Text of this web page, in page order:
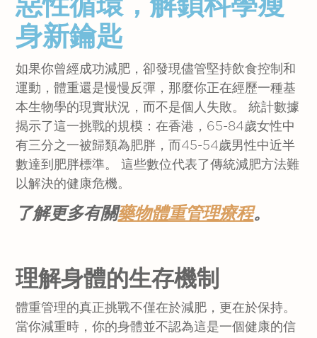
惡性循環，解鎖科學瘦
身新鑰匙
如果你曾經成功減肥，卻發現儘管堅持飲食控制和
運動，體重還是慢慢反彈，那麼你正在經歷一種基
本生物學的現實狀況，而不是個人失敗。 統計數據
揭示了這一挑戰的規模：在香港，65-84歲女性中
有三分之一被歸類為肥胖，而45-54歲男性中近半
數達到肥胖標準。 這些數位代表了傳統減肥方法難
以解決的健康危機。
了解更多有關藥物體重管理療程。
理解身體的生存機制
體重管理的真正挑戰不僅在於減肥，更在於保持。
當你減重時，你的身體並不認為這是一個健康的信